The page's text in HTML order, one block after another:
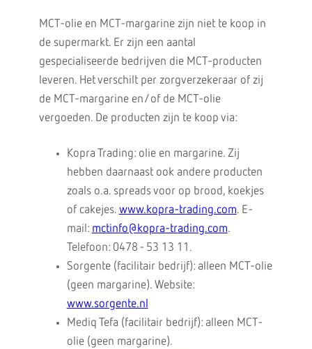
MCT-olie en MCT-margarine zijn niet te koop in
de supermarkt. Er zijn een aantal
gespecialiseerde bedrijven die MCT-producten
leveren. Het verschilt per zorgverzekeraar of zij
de MCT-margarine en/of de MCT-olie
vergoeden. De producten zijn te koop via:
Kopra Trading: olie en margarine. Zij
hebben daarnaast ook andere producten
zoals o.a. spreads voor op brood, koekjes
of cakejes. www.kopra-trading.com. E-
mail: mctinfo@kopra-trading.com.
Telefoon: 0478 - 53 13 11.
Sorgente (facilitair bedrijf): alleen MCT-olie
(geen margarine). Website:
www.sorgente.nl
Mediq Tefa (facilitair bedrijf): alleen MCT-
olie (geen margarine).